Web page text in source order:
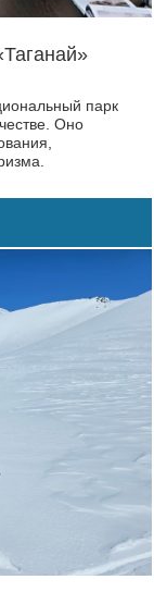
парк
Оно